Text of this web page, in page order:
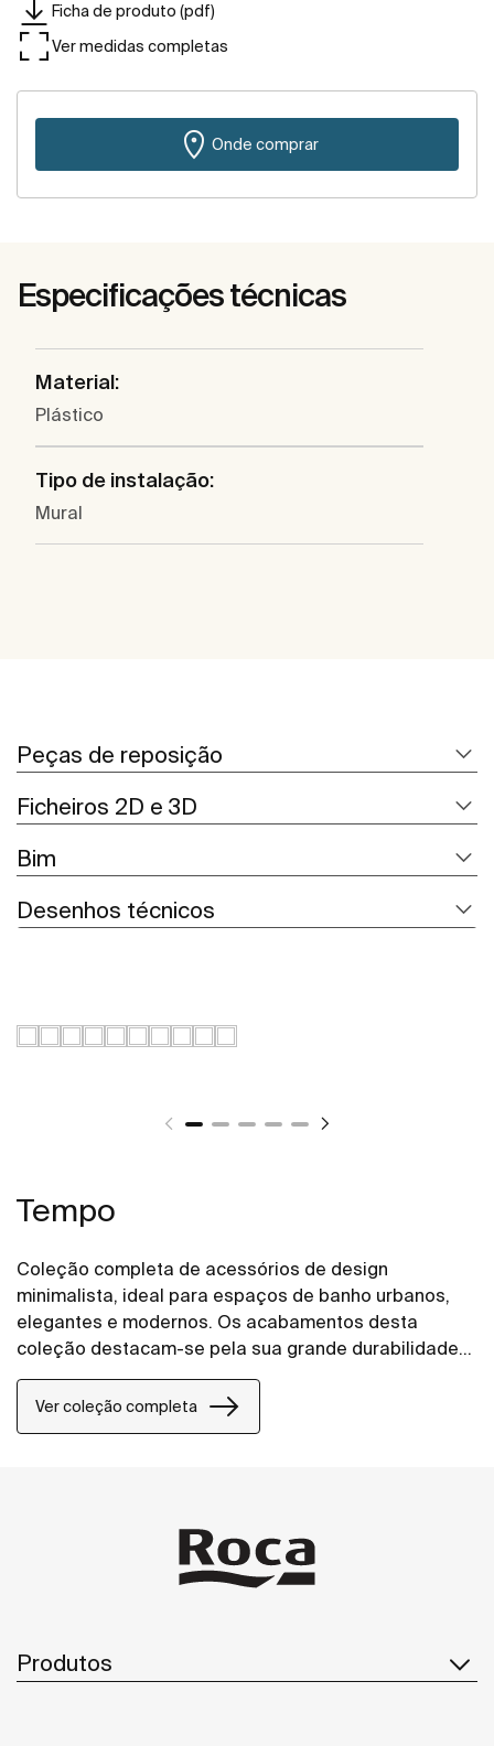
Ficha de produto (pdf)
Ver medidas completas
Onde comprar
Especificações técnicas
Material:
Plástico
Tipo de instalação:
Mural
Peças de reposição
Ficheiros 2D e 3D
Bim
Desenhos técnicos
Tempo
Coleção completa de acessórios de design
minimalista, ideal para espaços de banho urbanos,
elegantes e modernos. Os acabamentos desta
coleção destacam-se pela sua grande durabilidade,
graças ao seu cromado brilhante anticorrosivo e
altamente resistente. Inclui um kit de montagem para
uma instalação fácil, rápida e cómoda, com
Ver coleção completa
Produtos